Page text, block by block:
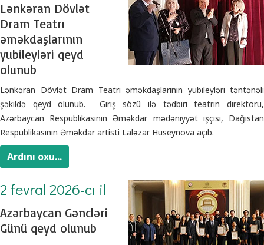
Lənkəran Dövlət
Dram Teatrı
əməkdaşlarının
yubileyləri qeyd
olunub
Lənkəran Dövlət Dram Teatrı əməkdaşlarının yubileyləri təntənəli
şəkildə qeyd olunub. Giriş sözü ilə tədbiri teatrın direktoru,
Azərbaycan Respublikasının Əməkdar mədəniyyət işçisi, Dağıstan
Respublikasının Əməkdar artisti Laləzar Hüseynova açıb.
Ardını oxu...
2 fevral 2026-cı il
Azərbaycan Gəncləri
Günü qeyd olunub